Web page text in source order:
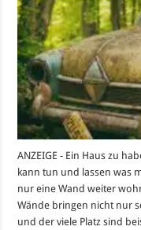
ANZEIGE - Ein Haus zu
kann tun und lassen was
nur eine Wand weiter
Wände bringen nicht nur
und der viele Platz sind